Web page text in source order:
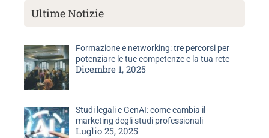
Ultime Notizie
Formazione e networking: tre percorsi per
potenziare le tue competenze e la tua rete
Dicembre 1, 2025
Studi legali e GenAI: come cambia il
marketing degli studi professionali
Luglio 25, 2025